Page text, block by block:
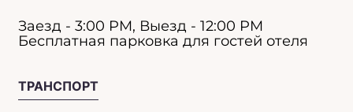
Заезд - 3:00 PM, Выезд - 12:00 PM
Бесплатная парковка для гостей отеля
ТРАНСПОРТ